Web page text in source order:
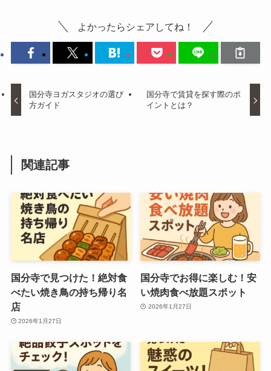
よかったらシェアしてね！
国分寺ヨガスタジオの選び
方ガイド
国分寺で賃貸を探す際のポ
イントとは？
関連記事
国分寺で見つけた！絶対食
べたい焼き鳥の持ち帰り名
店
2026年1月27日
国分寺でお得に楽しむ！安
い焼肉食べ放題スポット
2026年1月27日